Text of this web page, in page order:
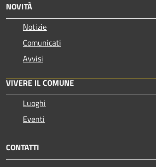
NOVITÀ
Notizie
Comunicati
Avvisi
VIVERE IL COMUNE
Luoghi
Eventi
CONTATTI